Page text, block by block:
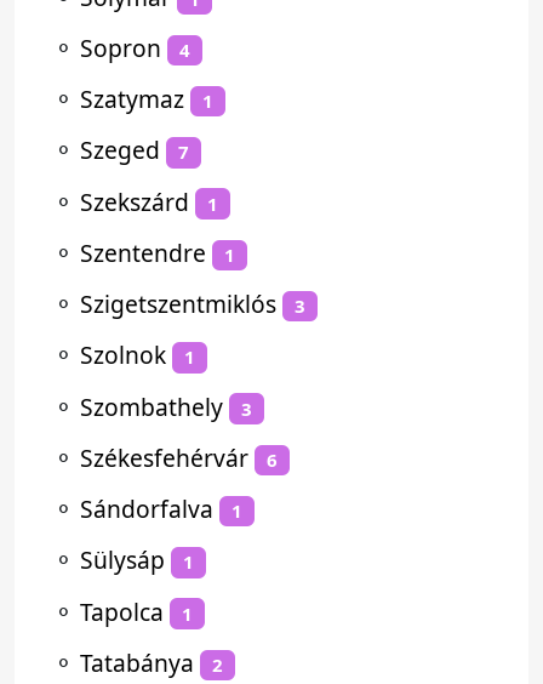
⚬ Sopron 4
⚬ Szatymaz 1
⚬ Szeged 7
⚬ Szekszárd 1
⚬ Szentendre 1
⚬ Szigetszentmiklós 3
⚬ Szolnok 1
⚬ Szombathely 3
⚬ Székesfehérvár 6
⚬ Sándorfalva 1
⚬ Sülysáp 1
⚬ Tapolca 1
⚬ Tatabánya 2